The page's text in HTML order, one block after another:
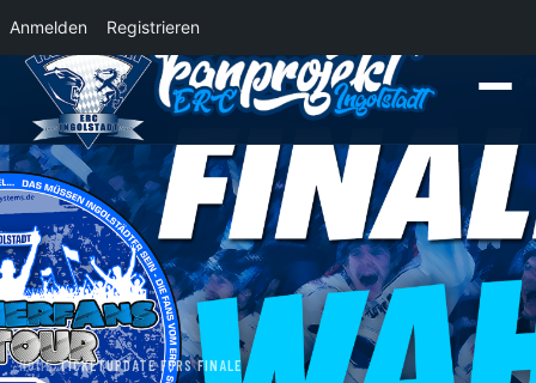
Anmelden Registrieren
NewsDer Panther Express 2026/2027 rollt nach Krefeld! Wohin rollt der
HOME›TICKETUPDATE FÜRS FINALE